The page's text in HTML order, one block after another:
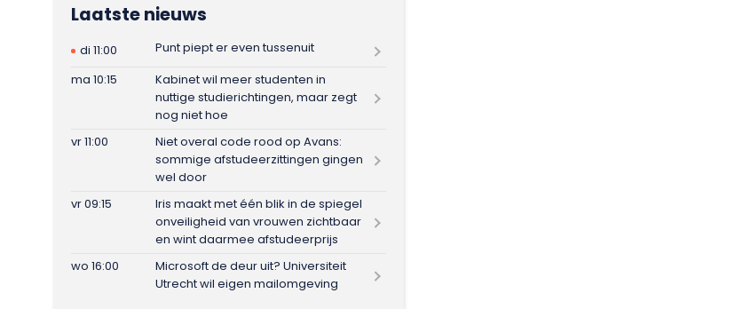
Laatste nieuws
di 11:00
Punt piept er even tussenuit
ma 10:15
Kabinet wil meer studenten in
nuttige studierichtingen, maar zegt
nog niet hoe
vr 11:00
Niet overal code rood op Avans:
sommige afstudeerzittingen gingen
wel door
vr 09:15
Iris maakt met één blik in de spiegel
onveiligheid van vrouwen zichtbaar
en wint daarmee afstudeerprijs
wo 16:00
Microsoft de deur uit? Universiteit
Utrecht wil eigen mailomgeving